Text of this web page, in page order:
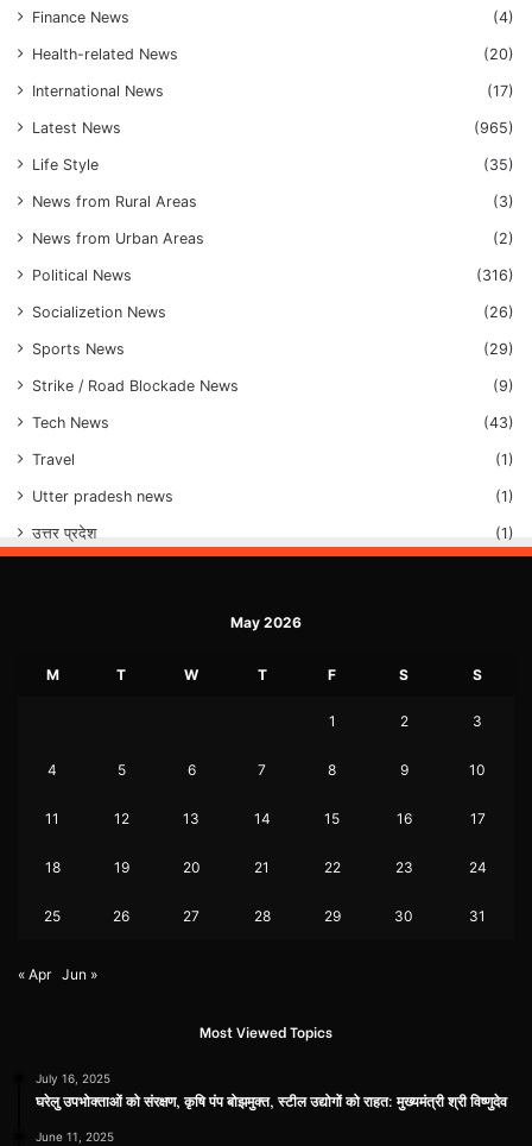
Finance News (4)
Health-related News (20)
International News (17)
Latest News (965)
Life Style (35)
News from Rural Areas (3)
News from Urban Areas (2)
Political News (316)
Socializetion News (26)
Sports News (29)
Strike / Road Blockade News (9)
Tech News (43)
Travel (1)
Utter pradesh news (1)
उत्तर प्रदेश (1)
May 2026
M T W T F S S
1 2 3
4 5 6 7 8 9 10
11 12 13 14 15 16 17
18 19 20 21 22 23 24
25 26 27 28 29 30 31
« Apr Jun »
Most Viewed Topics
July 16, 2025
घरेलु उपभोक्ताओं को संरक्षण, कृषि पंप बोझमुक्त, स्टील उद्योगों को राहत: मुख्यमंत्री श्री विष्णुदेव
June 11, 2025